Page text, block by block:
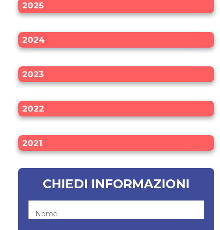
2025
2024
2023
2022
2021
CHIEDI INFORMAZIONI
Nome